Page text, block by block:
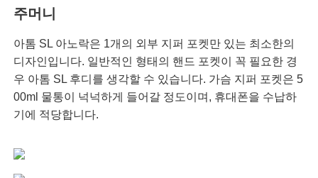
주머니
아톰 SL 아노락은 1개의 외부 지퍼 포켓만 있는 최소한의
디자인입니다. 일반적인 형태의 핸드 포켓이 꼭 필요한 경
우 아톰 SL 후디를 생각할 수 있습니다. 가슴 지퍼 포켓은 5
00ml 물통이 넉넉하게 들어갈 정도이며, 휴대폰을 수납하
기에 적당합니다.